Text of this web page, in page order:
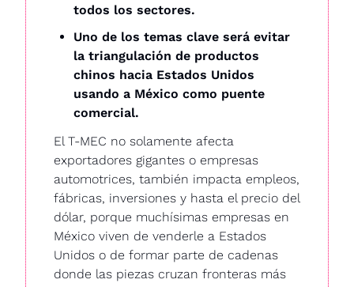
todos los sectores.
Uno de los temas clave será evitar
la triangulación de productos
chinos hacia Estados Unidos
usando a México como puente
comercial.
El T-MEC no solamente afecta
exportadores gigantes o empresas
automotrices, también impacta empleos,
fábricas, inversiones y hasta el precio del
dólar, porque muchísimas empresas en
México viven de venderle a Estados
Unidos o de formar parte de cadenas
donde las piezas cruzan fronteras más